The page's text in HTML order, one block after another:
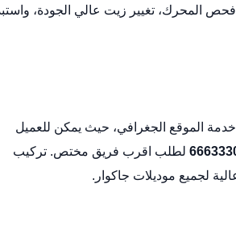
المحرك، تغيير زيت عالي الجودة،
الموقع الجغرافي، حيث يمكن للعميل
لطلب اقرب فريق مختص. تركيب
لجميع موديلات جاكوار.